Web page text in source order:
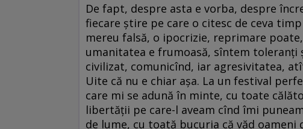
De fapt, despre asta e vorba, despre
fiecare știre pe care o citesc de ceva
mereu falsă, o ipocrizie, reprimare
umanitatea e frumoasă, sîntem
civilizat, comunicînd, iar agresivitatea,
Uite că nu e chiar așa. La un festival
care mi se adună în minte, cu toate
libertății pe care-l aveam cînd îmi
de lume, cu toată bucuria că văd